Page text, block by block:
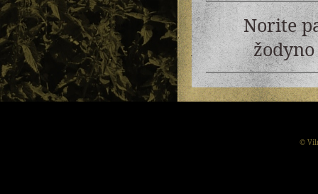
Norite
©